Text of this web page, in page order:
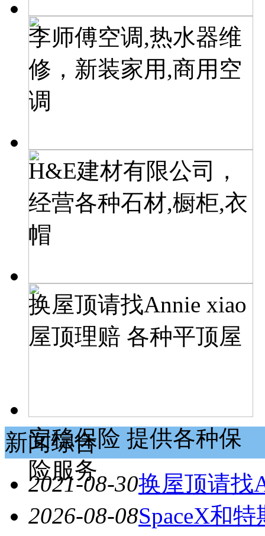
李师傅空调,热水器维
修，新装家用,商用空
调
H&E建材有限公司，
经营各种石材,橱柜,衣
帽
换屋顶请找Annie xiao
屋顶理赔 各种平顶屋
安稳保险 提供各种保
险服务
新闻综合
2021-08-30换屋顶请找
2026-08-08SpaceX和